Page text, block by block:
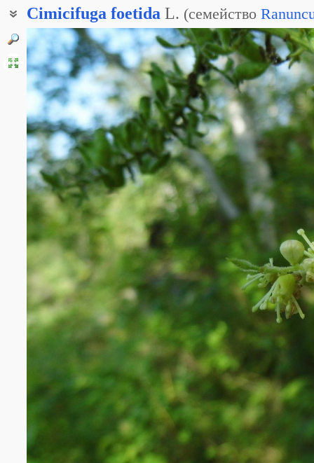
Cimicifuga foetida L. (семейство